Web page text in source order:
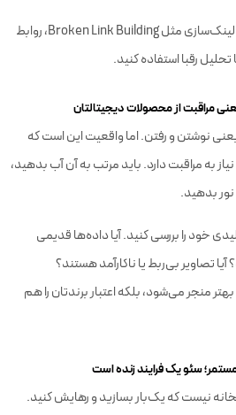
در کنار این، از تکنیک‌های مدرن لینک‌سازی مثل Broken Link Building، روابط
مراقبت از محصولات دیجیتالتان
نوشتن و رفتن. اما واقعیت این است که
به مراقبت دارد. باید مرتب به آن آب بدهید،
بدهید.
خود را بررسی کنید. آیا داده‌ها قدیمی
تصاویر بی‌ربط یا ناکارآمد هستند؟
بهتر منجر می‌شود، بلکه اعتبار برندتان را هم
سئو یک فرایند زنده است
نیست که یک‌بار بسازید و رهایش کنید.